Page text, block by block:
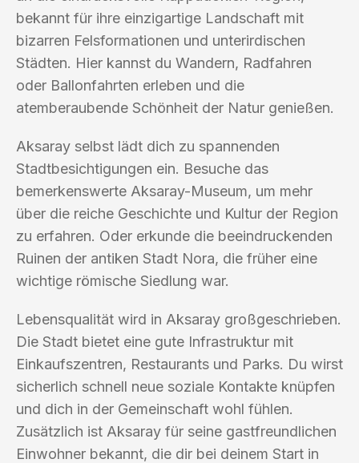
bekannt für ihre einzigartige Landschaft mit
bizarren Felsformationen und unterirdischen
Städten. Hier kannst du Wandern, Radfahren
oder Ballonfahrten erleben und die
atemberaubende Schönheit der Natur genießen.
Aksaray selbst lädt dich zu spannenden
Stadtbesichtigungen ein. Besuche das
bemerkenswerte Aksaray-Museum, um mehr
über die reiche Geschichte und Kultur der Region
zu erfahren. Oder erkunde die beeindruckenden
Ruinen der antiken Stadt Nora, die früher eine
wichtige römische Siedlung war.
Lebensqualität wird in Aksaray großgeschrieben.
Die Stadt bietet eine gute Infrastruktur mit
Einkaufszentren, Restaurants und Parks. Du wirst
sicherlich schnell neue soziale Kontakte knüpfen
und dich in der Gemeinschaft wohl fühlen.
Zusätzlich ist Aksaray für seine gastfreundlichen
Einwohner bekannt, die dir bei deinem Start in